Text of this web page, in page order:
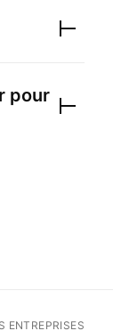
pour
ENTREPRISES